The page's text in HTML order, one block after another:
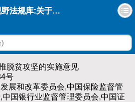
会计视野法规库:关于金融助推脱贫攻坚的实施意见
脱贫攻坚的实施意见
号
发展和改革委员会,中国保险监督管
国银行业监督管理委员会,中国证